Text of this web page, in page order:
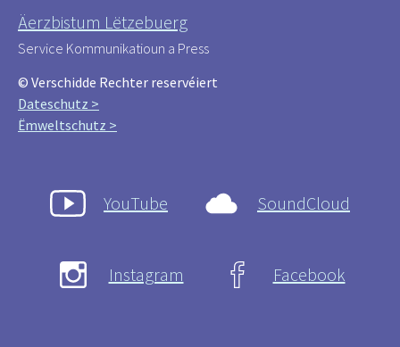
Äerzbistum Lëtzebuerg
Service Kommunikatioun a Press
© Verschidde Rechter reservéiert
Dateschutz >
Ëmweltschutz >
YouTube SoundCloud
Instagram Facebook